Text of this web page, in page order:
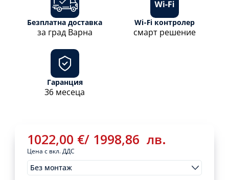
1022,00 €/ 1998,86 лв.
Цена с вкл. ДДС
Без монтаж
Монтажи
1022,00€/
Безплатна доставка
за град Варна
Wi-Fi контролер
смарт решение
Гаранция
36 месеца